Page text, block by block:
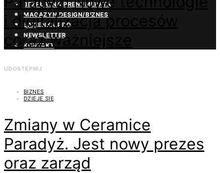
BEZPŁATNA PRENUMERATA
MAGAZYN DESIGN/BIZNES
ŁAZIENKA.PRO
NEWSLETTER
KONTAKT
i digitalizacja procesów
coraz ważniejsze
UDOSTĘPNIJ
BIZNES
DZIEJE SIĘ
Zmiany w Ceramice
Paradyż. Jest nowy prezes
oraz zarząd